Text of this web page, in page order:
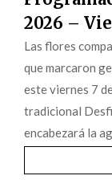
2026 –
Las flores
que marcaron
este viernes 7
tradicional
encabezará la